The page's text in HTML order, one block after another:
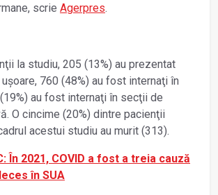
scrie Agerpres.
la studiu, 205 (13%) au prezentat
760 (48%) au fost internaţi în
au fost internaţi în secţii de
O cincime (20%) dintre pacienţii
acestui studiu au murit (313).
În 2021, COVID a fost a treia cauză
în SUA